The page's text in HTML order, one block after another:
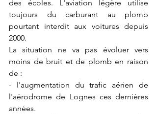
des écoles. L'aviation légère utilise
toujours du carburant au plomb
pourtant interdit aux voitures depuis
2000.
La situation ne va pas évoluer vers
moins de bruit et de plomb en raison
de :
- l'augmentation du trafic aérien de
l'aérodrome de Lognes ces dernières
années.